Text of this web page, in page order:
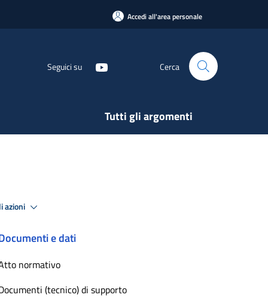
Accedi all'area personale
Seguici su Cerca
Tutti gli argomenti
azioni
e dati
normativo
(tecnico) di supporto